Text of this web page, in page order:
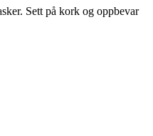
Sett på kork og oppbevar